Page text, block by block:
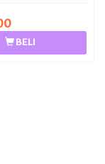
BELI